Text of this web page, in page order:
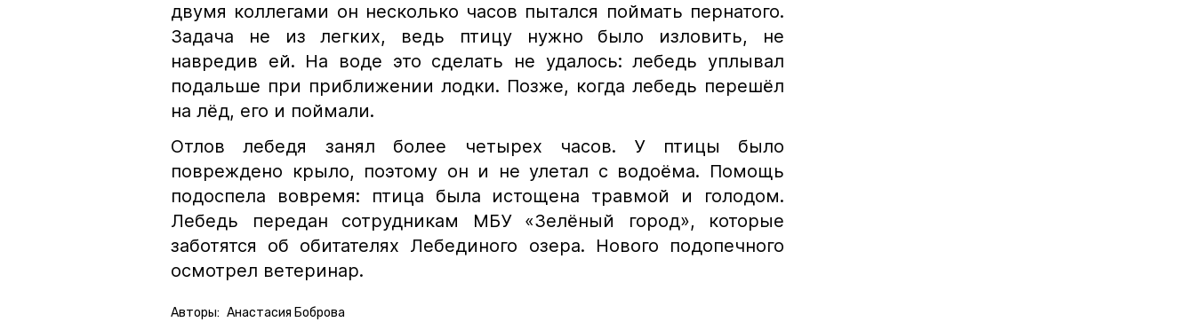
двумя коллегами он несколько часов пытался поймать пернатого.
Задача не из легких, ведь птицу нужно было изловить, не
навредив ей. На воде это сделать не удалось: лебедь уплывал
подальше при приближении лодки. Позже, когда лебедь перешёл
на лёд, его и поймали.
Отлов лебедя занял более четырех часов. У птицы было
повреждено крыло, поэтому он и не улетал с водоёма. Помощь
подоспела вовремя: птица была истощена травмой и голодом.
Лебедь передан сотрудникам МБУ «Зелёный город», которые
заботятся об обитателях Лебединого озера. Нового подопечного
осмотрел ветеринар.
Авторы: Анастасия Боброва